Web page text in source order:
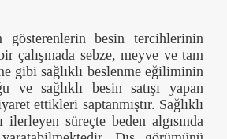
besin tercihlerinin
çalışmada sebze, meyve ve tam
gibi sağlıklı beslenme eğiliminin
ve sağlıklı besin satışı yapan
ettikleri saptanmıştır. Sağlıklı
ilerleyen süreçte beden algısında